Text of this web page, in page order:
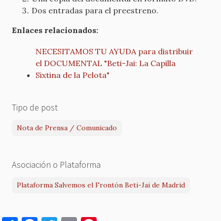
Dos entradas para el preestreno.
Enlaces relacionados:
NECESITAMOS TU AYUDA para distribuir
el DOCUMENTAL "Beti-Jai: La Capilla
Sixtina de la Pelota"
Tipo de post
Nota de Prensa / Comunicado
Asociación o Plataforma
Plataforma Salvemos el Frontón Beti-Jai de Madrid